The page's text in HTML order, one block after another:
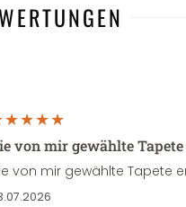
von mir gewählte
von mir gewählte Tapete